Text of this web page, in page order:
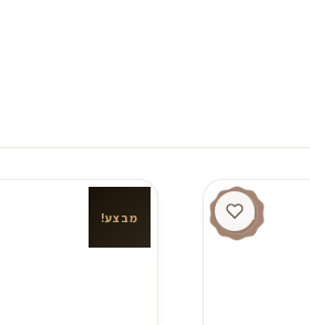
מבצע!